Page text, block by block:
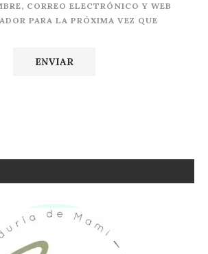
CORREO ELECTRÓNICO Y WEB
PARA LA PRÓXIMA VEZ QUE